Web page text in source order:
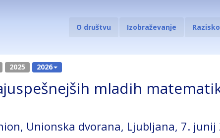
O društvu Izobraževanje
2025 2026
mladih
Unionska dvorana, Ljubljana, 7. junij